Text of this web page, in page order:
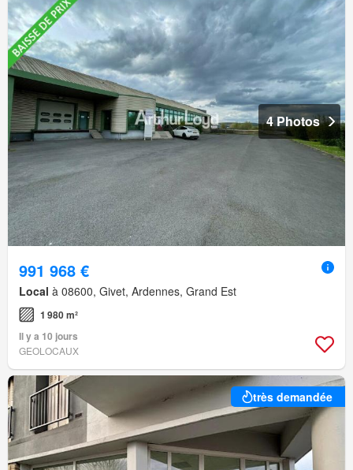
4 Photos
991 968 €
Local à 08600, Givet, Ardennes, Grand Est
1 980 m²
Il y a 10 jours
GEOLOCAUX
très demandée